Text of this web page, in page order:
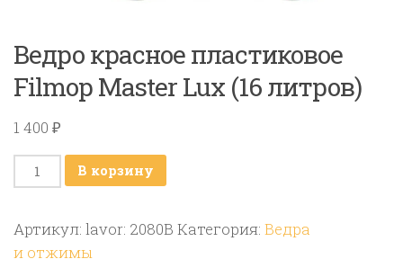
Ведро красное пластиковое
Filmop Master Lux (16 литров)
1 400 ₽
Количество
товара
красное
пластиковое
В корзину
Артикул: lavor: 2080B Категория: Ведра
и отжимы